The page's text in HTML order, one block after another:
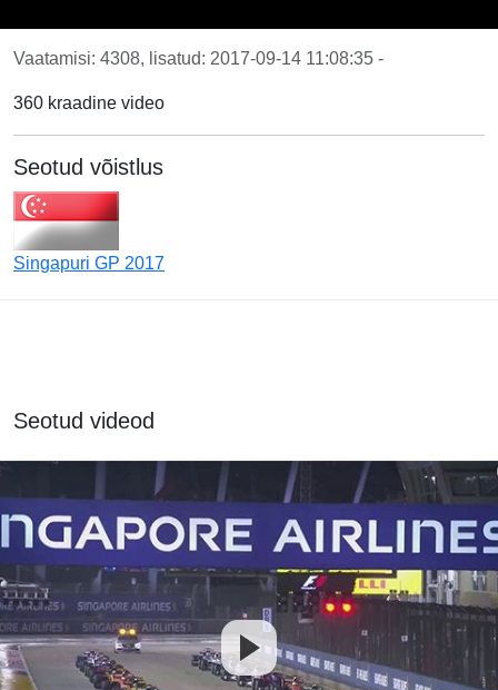
Vaatamisi: 4308, lisatud: 2017-09-14 11:08:35 -
360 kraadine video
Seotud võistlus
Singapuri GP 2017
Seotud videod